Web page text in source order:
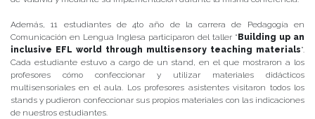
Además, 11 estudiantes de 4to año de la carrera de Pedagogía en
Comunicación en Lengua Inglesa participaron del taller “ Building up an
inclusive EFL world through multisensory teaching materials”.
Cada estudiante estuvo a cargo de un stand, en el que mostraron a los
profesores cómo confeccionar y utilizar materiales didácticos
multisensoriales en el aula. Los profesores asistentes visitaron todos los
stands y pudieron confeccionar sus propios materiales con las indicaciones
de nuestros estudiantes.